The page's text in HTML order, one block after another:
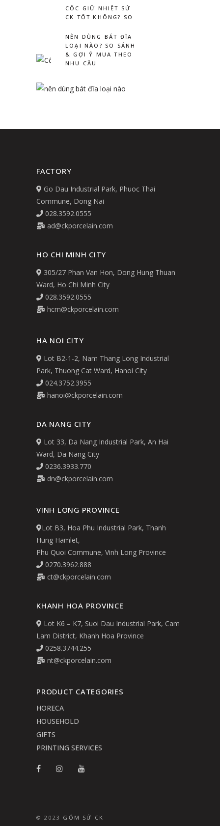
PHÒNG
CỐC GIỮ NHIỆT SỨ
CK TỐT KHÔNG? SO
NGƯỜI DÙNG
NÊN DÙNG BÁT ĐĨA
LOẠI NÀO? SO SÁNH
& GỢI Ý MUA THEO
NHU CẦU
FACTORY
Go Dau Industrial Park, Phuoc Thai
Commune, Dong Nai
028.3592.0555
ad@ckporcelain.com
HO CHI MINH CITY
305/27 Phan Van Hon, Dong Hung Thuan
Ward, Ho Chi Minh City
028.3592.0555
hcm@ckporcelain.com
HA NOI CITY
Lot B2-1-2, Nam Thang Long Industrial
Park, Thuong Cat Ward, Hanoi City
024.3752.3955
hanoi@ckporcelain.com
DA NANG CITY
Lot 33, Da Nang Industrial Park, An Hai
Ward, Da Nang City
0236.3933.770
dn@ckporcelain.com
VINH LONG PROVINCE
Lot B3, Hoa Phu Industrial Park, Thanh
Hung Hamlet,
Phu Quoi Commune, Vinh Long Province
0270.3962.888
ct@ckporcelain.com
KHANH HOA PROVINCE
Lot K6 – K7, Suoi Dau Industrial Park, Cam
Lam District, Khanh Hoa Province
0258.3744.255
nt@ckporcelain.com
PRODUCT CATEGORIES
HORECA
HOUSEHOLD
GIFTS
PRINTING SERVICES
© 2023 GỐM SỨ CK